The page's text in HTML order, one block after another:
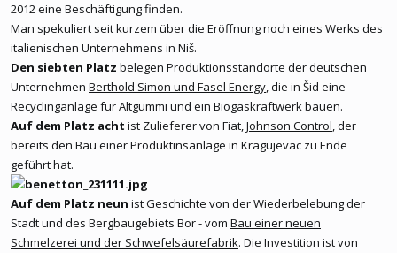
2012 eine Beschäftigung finden.
Man spekuliert seit kurzem über die Eröffnung noch eines Werks des
italienischen Unternehmens in Niš.
Den siebten Platz belegen Produktionsstandorte der deutschen
Unternehmen Berthold Simon und Fasel Energy, die in Šid eine
Recyclinganlage für Altgummi und ein Biogaskraftwerk bauen.
Auf dem Platz acht ist Zulieferer von Fiat,Johnson Control, der
bereits den Bau einer Produktinsanlage in Kragujevac zu Ende
geführt hat.
Auf dem Platz neun ist Geschichte von der Wiederbelebung der
Stadt und des Bergbaugebiets Bor - vom Bau einer neuen
Schmelzerei und der Schwefelsäurefabrik. Die Investition ist von